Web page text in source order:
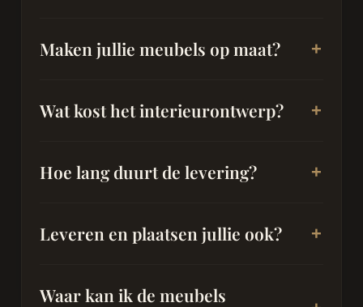
Maken jullie meubels op maat?
Wat kost het interieurontwerp?
Hoe lang duurt de levering?
Leveren en plaatsen jullie ook?
Waar kan ik de meubels